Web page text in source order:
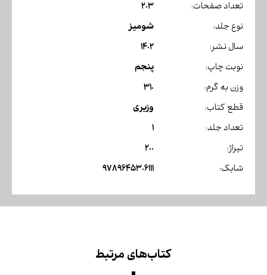
تعداد صفحات: 203
نوع جلد: شومیز
سال نشر: 1402
نوبت چاپ: پنجم
وزن به گرم: 310
قطع کتاب: وزیری
تعداد جلد: 1
تیراژ: 200
شابک: 9789645306111
کتاب‌های مرتبط